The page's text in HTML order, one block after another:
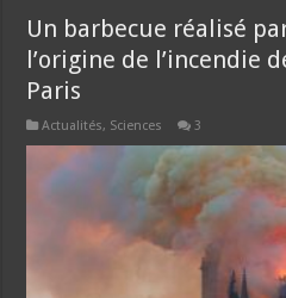
Un barbecue réalisé
l’origine de l’incendie
Paris
Actualités, Sciences 3